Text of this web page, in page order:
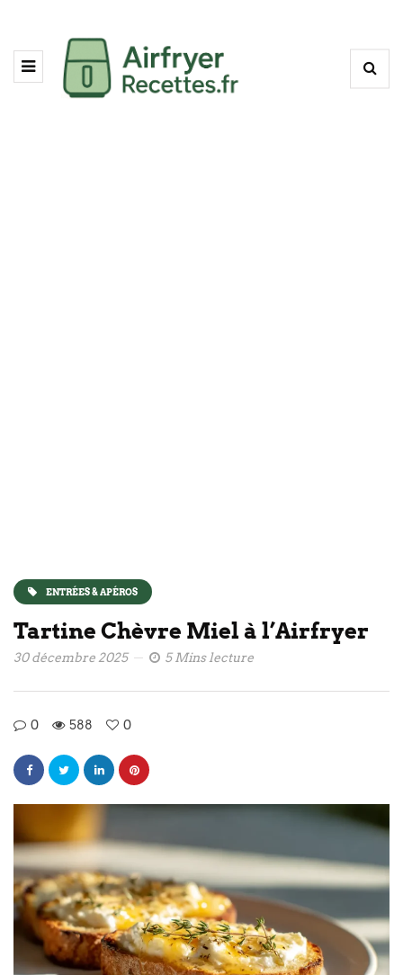
ENTRÉES & APÉROS
Tartine Chèvre Miel à l’Airfryer
30 décembre 2025 5 Mins lecture
0 588 0